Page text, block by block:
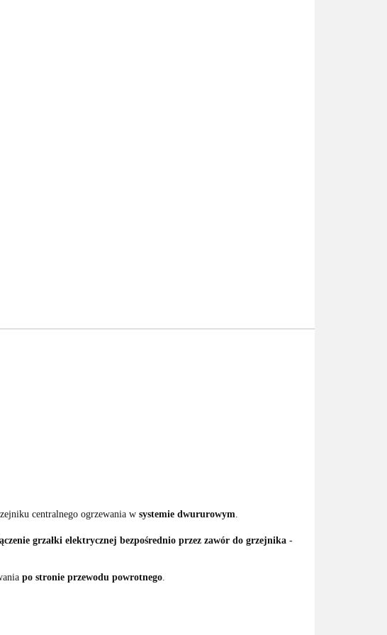
centralnego ogrzewania w systemie dwururowym.
grzałki elektrycznej bezpośrednio przez zawór do grzejnika-
po stronie przewodu powrotnego.